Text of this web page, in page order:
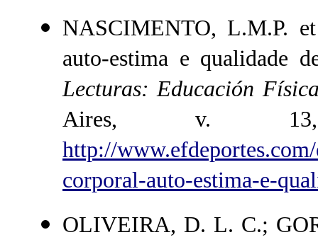
NASCIMENTO, L.M.P.
auto-estima e qualidade
Lecturas: Educación
Aires, v.
http://
corporal-auto-estima-e-
OLIVEIRA, D. L. C.;